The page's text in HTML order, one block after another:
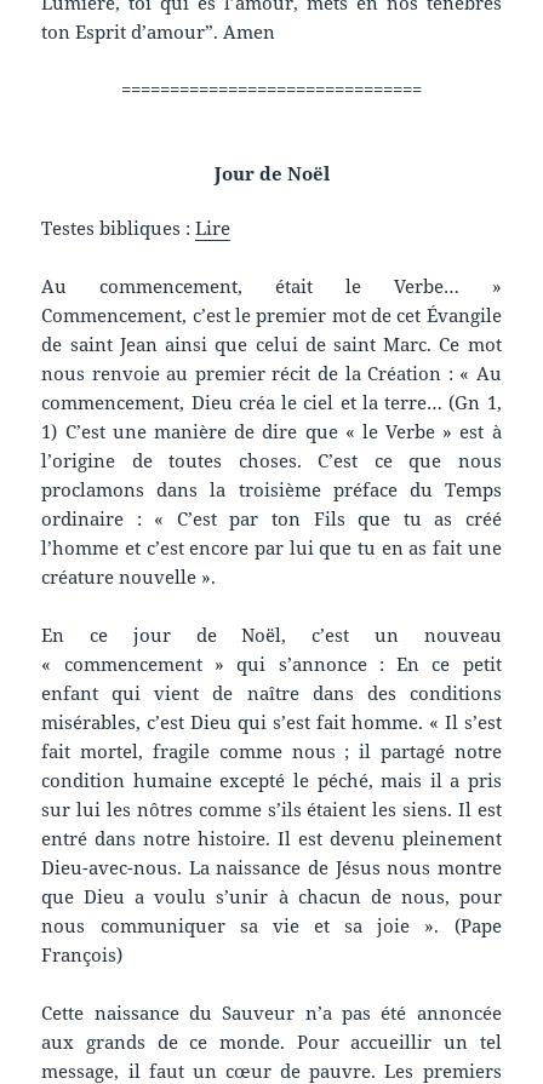
ton Esprit d’amour”. Amen
===============================
Jour de Noël
Testes bibliques :Lire
Au commencement, était le Verbe… »
Commencement, c’est le premier mot de cet Évangile
de saint Jean ainsi que celui de saint Marc. Ce mot
nous renvoie au premier récit de la Création : « Au
commencement, Dieu créa le ciel et la terre… (Gn 1,
1) C’est une manière de dire que « le Verbe » est à
l’origine de toutes choses. C’est ce que nous
proclamons dans la troisième préface du Temps
ordinaire : « C’est par ton Fils que tu as créé
l’homme et c’est encore par lui que tu en as fait une
créature nouvelle ».
En ce jour de Noël, c’est un nouveau
« commencement » qui s’annonce : En ce petit
enfant qui vient de naître dans des conditions
misérables, c’est Dieu qui s’est fait homme. « Il s’est
fait mortel, fragile comme nous ; il partagé notre
condition humaine excepté le péché, mais il a pris
sur lui les nôtres comme s’ils étaient les siens. Il est
entré dans notre histoire. Il est devenu pleinement
Dieu-avec-nous. La naissance de Jésus nous montre
que Dieu a voulu s’unir à chacun de nous, pour
nous communiquer sa vie et sa joie ». (Pape
François)
Cette naissance du Sauveur n’a pas été annoncée
aux grands de ce monde. Pour accueillir un tel
message, il faut un cœur de pauvre. Les premiers